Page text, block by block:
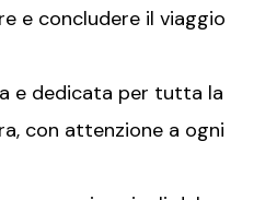
e concludere il viaggio
e dedicata per tutta la
con attenzione a ogni